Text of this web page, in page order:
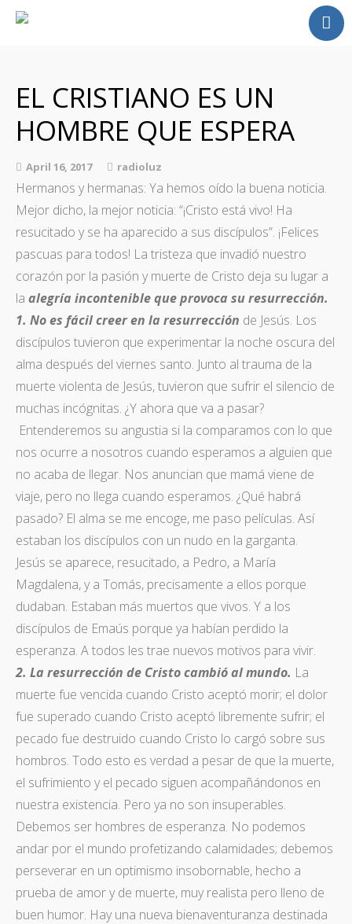
Homilia
Fotos
Alabanzas Video
Contacto
EL CRISTIANO ES UN
HOMBRE QUE ESPERA
April 16, 2017 radioluz
Hermanos y hermanas: Ya hemos oído la buena noticia.
Mejor dicho, la mejor noticia: “¡Cristo está vivo! Ha
resucitado y se ha aparecido a sus discípulos”. ¡Felices
pascuas para todos! La tristeza que invadió nuestro
corazón por la pasión y muerte de Cristo deja su lugar a
la alegría incontenible que provoca su resurrección.
1. No es fácil creer en la resurrección de Jesús. Los
discípulos tuvieron que experimentar la noche oscura del
alma después del viernes santo. Junto al trauma de la
muerte violenta de Jesús, tuvieron que sufrir el silencio de
muchas incógnitas. ¿Y ahora que va a pasar?
Entenderemos su angustia si la comparamos con lo que
nos ocurre a nosotros cuando esperamos a alguien que
no acaba de llegar. Nos anuncian que mamá viene de
viaje, pero no llega cuando esperamos. ¿Qué habrá
pasado? El alma se me encoge, me paso películas. Así
estaban los discípulos con un nudo en la garganta.
Jesús se aparece, resucitado, a Pedro, a María
Magdalena, y a Tomás, precisamente a ellos porque
dudaban. Estaban más muertos que vivos. Y a los
discípulos de Emaús porque ya habían perdido la
esperanza. A todos les trae nuevos motivos para vivir.
2. La resurrección de Cristo cambió al mundo. La
muerte fue vencida cuando Cristo aceptó morir; el dolor
fue superado cuando Cristo aceptó libremente sufrir; el
pecado fue destruido cuando Cristo lo cargó sobre sus
hombros. Todo esto es verdad a pesar de que la muerte,
el sufrimiento y el pecado siguen acompañándonos en
nuestra existencia. Pero ya no son insuperables.
Debemos ser hombres de esperanza. No podemos
andar por el mundo profetizando calamidades; debemos
perseverar en un optimismo insobornable, hecho a
prueba de amor y de muerte, muy realista pero lleno de
buen humor. Hay una nueva bienaventuranza destinada